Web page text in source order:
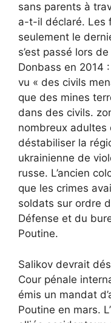
sans parents à
a-t-il déclaré. Les
seulement le
s’est passé lors
Donbass en 2014
vu « des civils
que des mines
dans des civils.
nombreux adultes
déstabiliser la
ukrainienne de
russe. L’ancien
que les crimes
soldats sur ordre
Défense et du
Poutine.
Salikov devrait
Cour pénale
émis un mandat
Poutine en mars.